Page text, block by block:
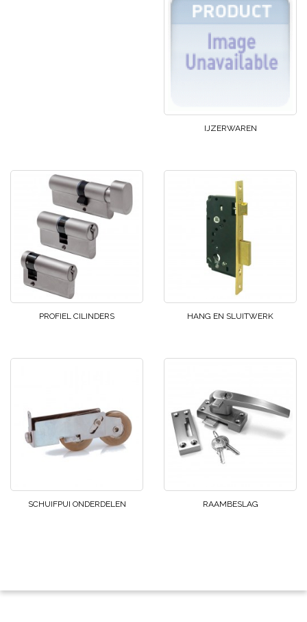
IJZERWAREN
PROFIEL CILINDERS HANG EN SLUITWERK
SCHUIFPUI ONDERDELEN RAAMBESLAG